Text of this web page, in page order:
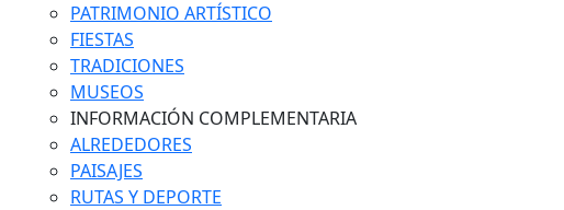
PATRIMONIO ARTÍSTICO
FIESTAS
TRADICIONES
MUSEOS
INFORMACIÓN COMPLEMENTARIA
ALREDEDORES
PAISAJES
RUTAS Y DEPORTE